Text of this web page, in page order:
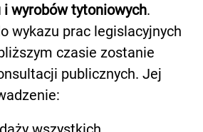
wyrobów tytoniowych.
wykazu prac legislacyjnych
czasie zostanie
publicznych. Jej